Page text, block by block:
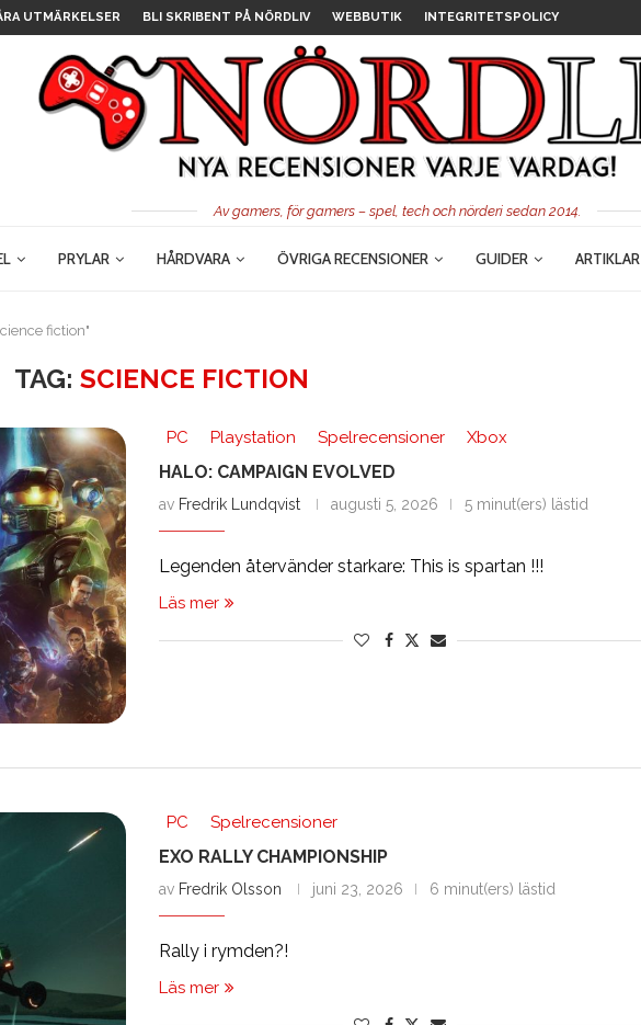
UTMÄRKELSER BLI SKRIBENT PÅ NÖRDLIV WEBBUTIK INTEGRITETSPOLICY
Av gamers, för gamers – spel, tech och nörderi sedan 2014.
PRYLAR HÅRDVARA ÖVRIGA RECENSIONER GUIDER ARTIKLAR
fiction"
TAG:SCIENCE FICTION
PC Playstation Spelrecensioner Xbox
HALO: CAMPAIGN EVOLVED
av Fredrik Lundqvist augusti 5, 2026 5 minut(ers) lästid
Legenden återvänder starkare: This is spartan !!!
Läs mer
PC Spelrecensioner
EXO RALLY CHAMPIONSHIP
av Fredrik Olsson juni 23, 2026 6 minut(ers) lästid
Rally i rymden?!
Läs mer